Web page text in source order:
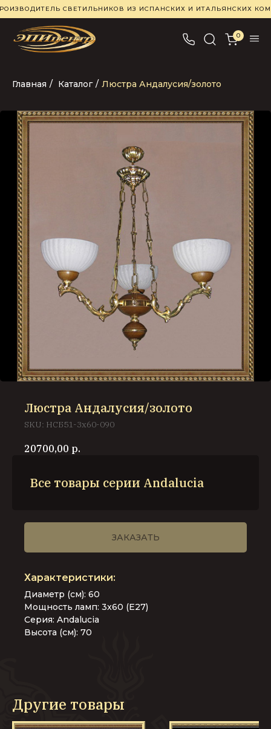
СВЕТИЛЬНИКОВ ИЗ ИСПАНСКИХ И ИТАЛЬЯНСКИХ
0
Главная / Каталог / Люстра Андалусия/золото
Люстра Андалусия/золото
SKU: НСБ51-3х60-090
20700,00 р.
Все товары серии Andalucia
ЗАКАЗАТЬ
Диаметр (см): 60
Мощность ламп: 3x60 (E27)
Серия: Andalucia
Высота (см): 70
Другие товары